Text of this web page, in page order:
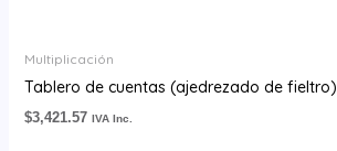
Multiplicación
Tablero de cuentas (ajedrezado de fieltro)
$3,421.57 IVA Inc.